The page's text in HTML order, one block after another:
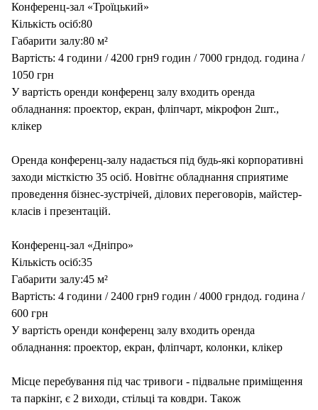
Конференц-зал «Троїцький»
Кількість осіб:80
Габарити залу:80 м²
Вартість: 4 години / 4200 грн9 годин / 7000 грндод. година /
1050 грн
У вартість оренди конференц залу входить оренда
обладнання: проектор, екран, фліпчарт, мікрофон 2шт.,
клікер
Оренда конференц-залу надається під будь-які корпоративні
заходи місткістю 35 осіб. Новітнє обладнання сприятиме
проведення бізнес-зустрічей, ділових переговорів, майстер-
класів і презентацій.
Конференц-зал «Дніпро»
Кількість осіб:35
Габарити залу:45 м²
Вартість: 4 години / 2400 грн9 годин / 4000 грндод. година /
600 грн
У вартість оренди конференц залу входить оренда
обладнання: проектор, екран, фліпчарт, колонки, клікер
Місце перебування під час тривоги - підвальне приміщення
та паркінг, є 2 виходи, стільці та ковдри. Також